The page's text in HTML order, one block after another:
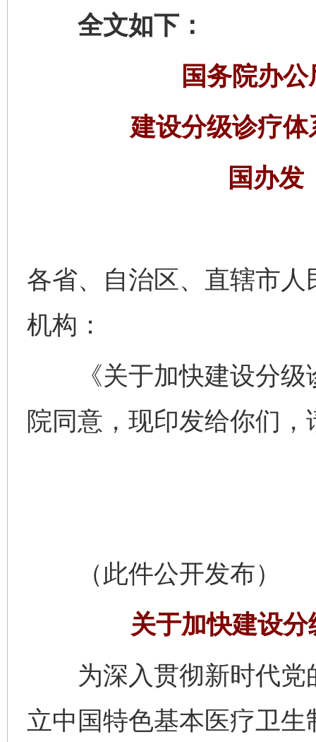
全文如下：
国务院办
建设分级诊疗
国办发
各省、自治区、直辖市
机构：
《关于加快建设分级
院同意，现印发给你们
（此件公开发布）
关于加快建设
为深入贯彻新时代党
立中国特色基本医疗卫